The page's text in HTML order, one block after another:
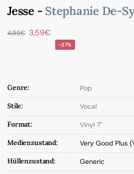
Jesse - Stephanie De-
4,95€ 3,59€
-27%
Genre: Pop
Stile: Vocal
Format: Vinyl 7"
Medienzustand: Very Good Plus
Hüllenzustand: Generic